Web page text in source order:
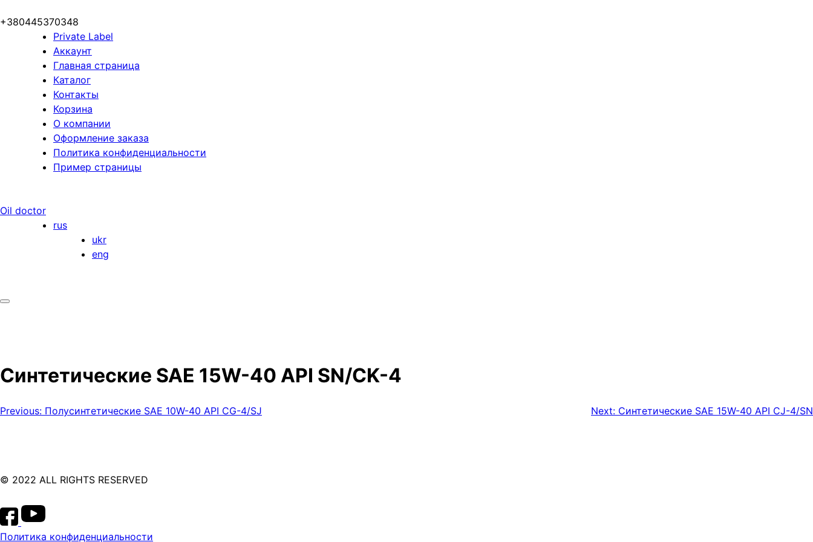
+380445370348
Private Label
Аккаунт
Главная страница
Каталог
Контакты
Корзина
О компании
Оформление заказа
Политика конфиденциальности
Пример страницы
Oil doctor
rus
ukr
eng
Синтетические SAE 15W-40 API SN/CK-4
Навигация
Previous: Полусинтетические SAE 10W-40 API CG-4/SJ Next: Синтетические SAE 15W-40 API CJ-4/SN
© 2022 ALL RIGHTS RESERVED
Политика конфиденциальности